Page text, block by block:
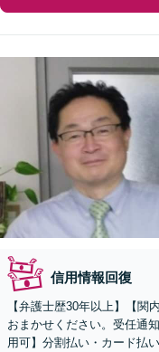
信用情報回復
【弁護士歴30年以上】【関
おまかせください。受任通
用可】分割払い・カード払